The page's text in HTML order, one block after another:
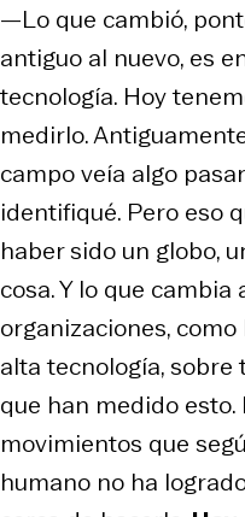
—Lo que cambió,
antiguo al nuevo, es
tecnología. Hoy
medirlo.
campo veía algo
identifiqué. Pero eso
haber sido un globo,
cosa. Y lo que
organizaciones,
alta tecnología, sobre
que han medido
movimientos que
humano no ha